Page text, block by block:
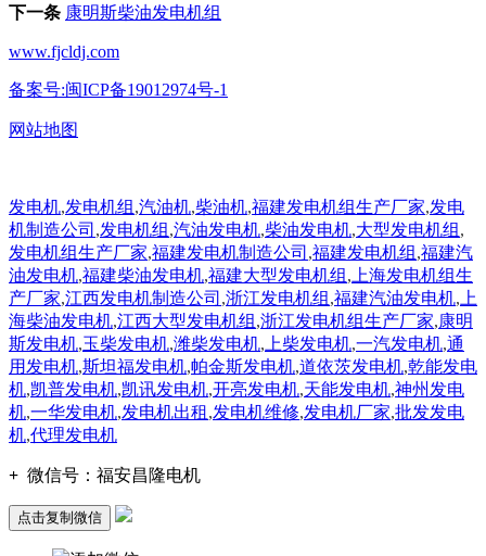
下一条 康明斯柴油发电机组
www.fjcldj.com
备案号:闽ICP备19012974号-1
网站地图
发电机,发电机组 ,汽油机,柴油机,福建发电机组生产厂家,发电
机制造公司 ,发电机组 ,汽油发电机,柴油发电机,大型发电机组 ,
发电机组生产厂家,福建发电机制造公司 ,福建发电机组 ,福建汽
油发电机,福建柴油发电机,福建大型发电机组 , 上海发电机组生
产厂家,江西发电机制造公司 ,浙江发电机组 ,福建汽油发电机, 上
海柴油发电机,江西大型发电机组 ,浙江发电机组生产厂家,康明
斯发电机,玉柴发电机,潍柴发电机, 上柴发电机,一汽发电机,通
用发电机,斯坦福发电机,帕金斯发电机,道依茨发电机,乾能发电
机,凯普发电机,凯讯发电机,开亮发电机,天能发电机,神州发电
机,一华发电机,发电机出租 ,发电机维修,发电机厂家,批发发电
机,代理发电机
+ 微信号： 福安昌隆电机
点击复制微信